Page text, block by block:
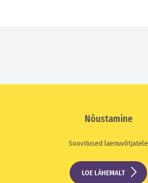
Nõustamine
Soovitused laenuvõtjatele
LOE LÄHEMALT